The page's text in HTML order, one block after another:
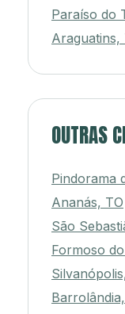
Paraíso do
Araguatins,
OUTRAS
Pindorama
Ananás, TO
São
Formoso